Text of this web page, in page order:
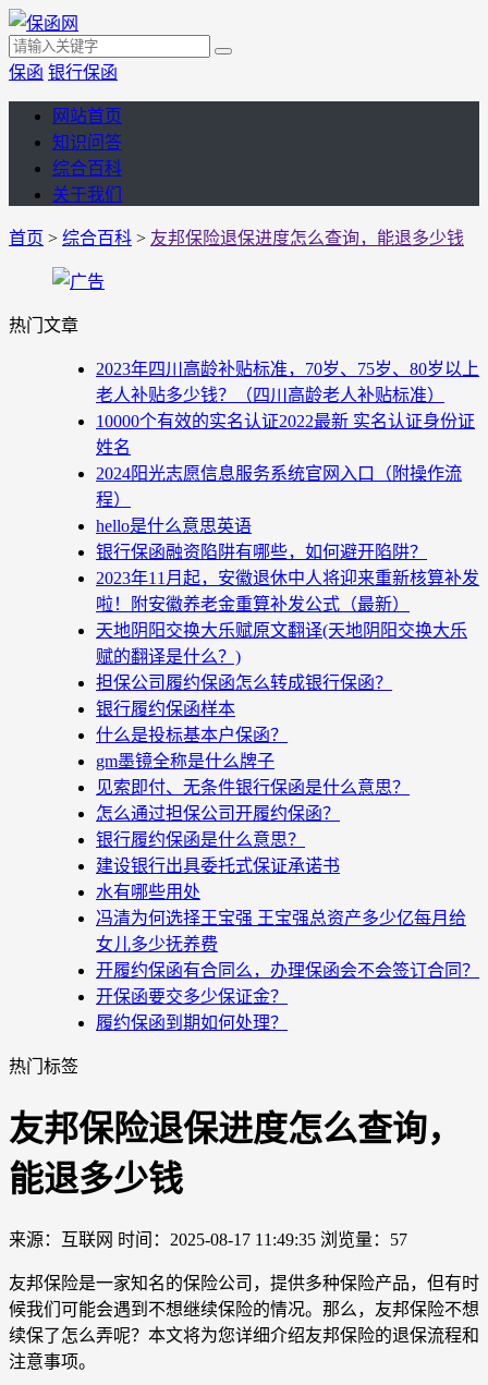
保函 银行保函
网站首页
知识问答
综合百科
关于我们
首页 > 综合百科 > 友邦保险退保进度怎么查询，能退多少钱
热门文章
2023年四川高龄补贴标准，70岁、75岁、80岁以上
老人补贴多少钱？（四川高龄老人补贴标准）
10000个有效的实名认证2022最新 实名认证身份证
姓名
2024阳光志愿信息服务系统官网入口（附操作流
程）
hello是什么意思英语
银行保函融资陷阱有哪些，如何避开陷阱？
2023年11月起，安徽退休中人将迎来重新核算补发
啦！附安徽养老金重算补发公式（最新）
天地阴阳交换大乐赋原文翻译(天地阴阳交换大乐
赋的翻译是什么？)
担保公司履约保函怎么转成银行保函？
银行履约保函样本
什么是投标基本户保函？
gm墨镜全称是什么牌子
见索即付、无条件银行保函是什么意思？
怎么通过担保公司开履约保函？
银行履约保函是什么意思？
建设银行出具委托式保证承诺书
水有哪些用处
冯清为何选择王宝强 王宝强总资产多少亿每月给
女儿多少抚养费
开履约保函有合同么，办理保函会不会签订合同？
开保函要交多少保证金？
履约保函到期如何处理？
热门标签
友邦保险退保进度怎么查询，
能退多少钱
来源：互联网 时间：2025-08-17 11:49:35 浏览量：57
友邦保险是一家知名的保险公司，提供多种保险产品，但有时
候我们可能会遇到不想继续保险的情况。那么，友邦保险不想
续保了怎么弄呢？本文将为您详细介绍友邦保险的退保流程和
注意事项。